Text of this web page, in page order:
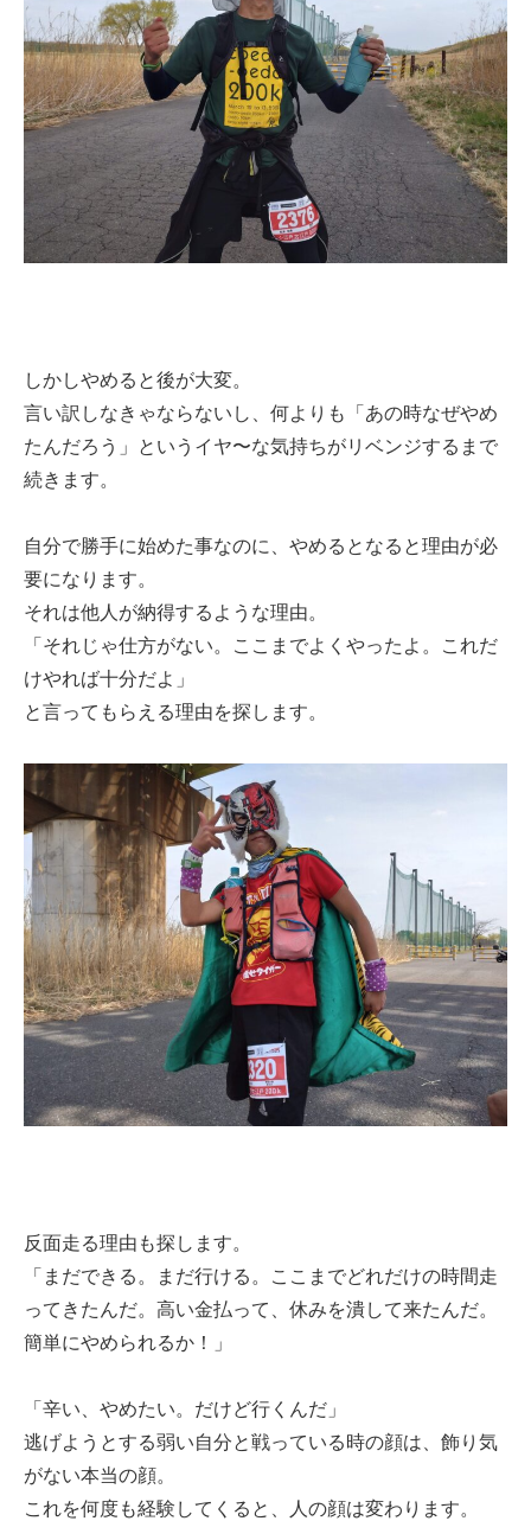
しかしやめると後が大変。
言い訳しなきゃならないし、何よりも「あの時なぜやめ
たんだろう」というイヤ〜な気持ちがリベンジするまで
続きます。
自分で勝手に始めた事なのに、やめるとなると理由が必
要になります。
それは他人が納得するような理由。
「それじゃ仕方がない。ここまでよくやったよ。これだ
けやれば十分だよ」
と言ってもらえる理由を探します。
反面走る理由も探します。
「まだできる。まだ行ける。ここまでどれだけの時間走
ってきたんだ。高い金払って、休みを潰して来たんだ。
簡単にやめられるか！」
「辛い、やめたい。だけど行くんだ」
逃げようとする弱い自分と戦っている時の顔は、飾り気
がない本当の顔。
これを何度も経験してくると、人の顔は変わります。